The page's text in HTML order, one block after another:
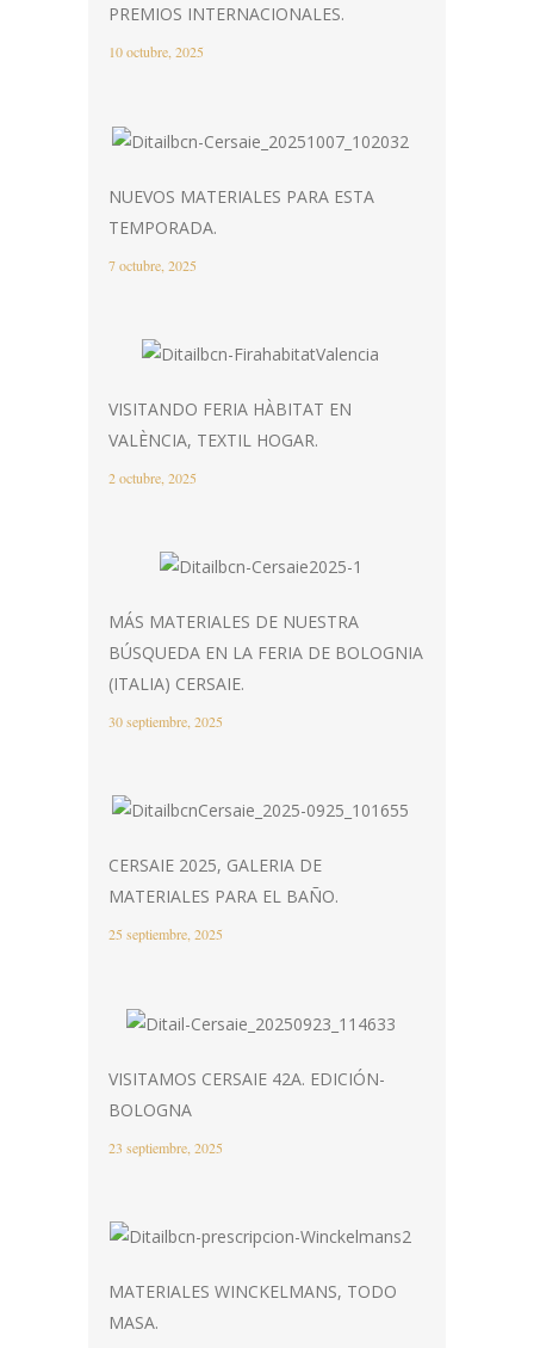
PREMIOS INTERNACIONALES.
10 octubre, 2025
NUEVOS MATERIALES PARA ESTA
TEMPORADA.
7 octubre, 2025
VISITANDO FERIA HÀBITAT EN
VALÈNCIA, TEXTIL HOGAR.
2 octubre, 2025
MÁS MATERIALES DE NUESTRA
BÚSQUEDA EN LA FERIA DE BOLOGNIA
(ITALIA) CERSAIE.
30 septiembre, 2025
CERSAIE 2025, GALERIA DE
MATERIALES PARA EL BAÑO.
25 septiembre, 2025
VISITAMOS CERSAIE 42A. EDICIÓN-
BOLOGNA
23 septiembre, 2025
MATERIALES WINCKELMANS, TODO
MASA.